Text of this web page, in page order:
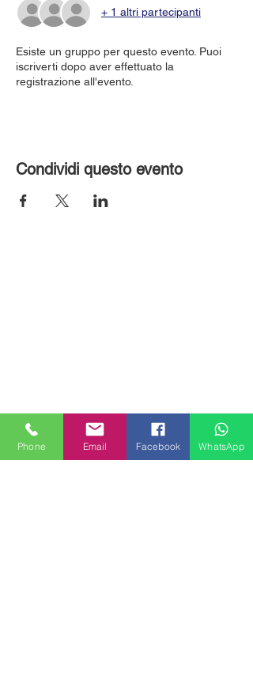
+ 1 altri partecipanti
Esiste un gruppo per questo evento. Puoi
iscriverti dopo aver effettuato la
registrazione all'evento.
Condividi questo evento
Phone Email Facebook WhatsApp